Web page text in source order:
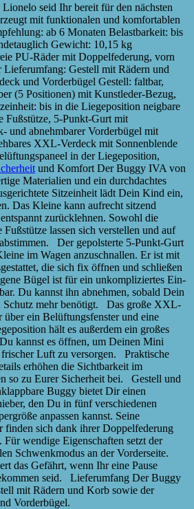
seid Ihr bereit für den nächsten
mit funktionalen und komfortablen
ab 6 Monaten Belastbarkeit: bis
Gewicht: 10,15 kg
PU-Räder mit Doppelfederung, vorn
Lieferumfang: Gestell mit Rädern und
und Vorderbügel Gestell: faltbar,
(5 Positionen) mit Kunstleder-Bezug,
bis in die Liegeposition neigbare
Fußstütze, 5-Punkt-Gurt mit
und abnehmbarer Vorderbügel mit
XXL-Verdeck mit Sonnenblende
in der Liegeposition,
und Komfort Der Buggy IVA von
Materialien und ein durchdachtes
Sitzeinheit lädt Dein Kind ein,
Das Kleine kann aufrecht sitzend
zurücklehnen. Sowohl die
lassen sich verstellen und auf
Der gepolsterte 5-Punkt-Gurt
im Wagen anzuschnallen. Er ist mit
die sich fix öffnen und schließen
Bügel ist für ein unkompliziertes Ein-
Du kannst ihn abnehmen, sobald Dein
Schutz mehr benötigt. Das große XXL-
ein Belüftungsfenster und eine
hält es außerdem ein großes
kannst es öffnen, um Deinen Mini
frischer Luft zu versorgen. Praktische
erhöhen die Sichtbarkeit im
so zu Eurer Sicherheit bei. Gestell und
Buggy bietet Dir einen
den Du in fünf verschiedenen
anpassen kannst. Seine
finden sich dank ihrer Doppelfederung
Für wendige Eigenschaften setzt der
Schwenkmodus an der Vorderseite.
das Gefährt, wenn Ihr eine Pause
seid. Lieferumfang Der Buggy
mit Rädern und Korb sowie der
Vorderbügel.